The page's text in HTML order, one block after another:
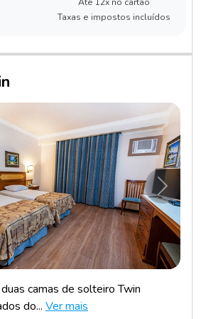
Taxas e impostos incluídos
camas de solteiro Twin
do... Ver mais